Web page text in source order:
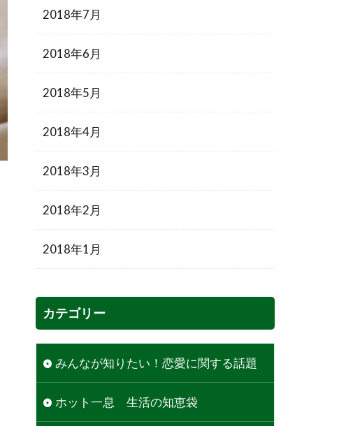
2018年7月
2018年6月
2018年5月
2018年4月
2018年3月
2018年2月
2018年1月
カテゴリー
みんなが知りたい！恋愛に関する話題
ホット一息 生活の知恵袋